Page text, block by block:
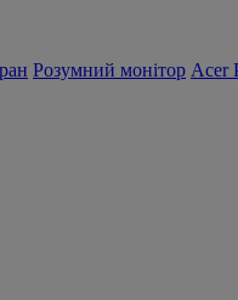
Розумний монітор Acer